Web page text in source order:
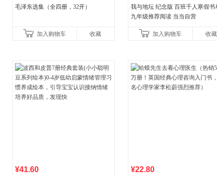
毛泽东选集（全四册，32开）
加入购物车 收藏
我与地坛 纪念版 百班千人寒假书
九年级推荐阅读 当当自营
加入购物车 收藏
¥41.60 ¥22.80